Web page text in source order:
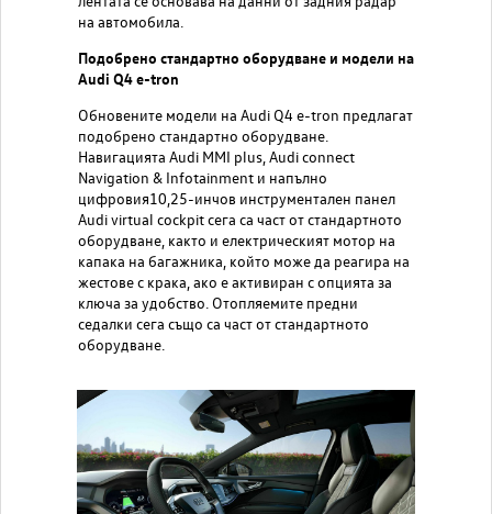
на автомобила.
Подобрено стандартно оборудване и модели на
Audi Q4 e-tron
Обновените модели на Audi Q4 e-tron предлагат
подобрено стандартно оборудване.
Навигацията Audi MMI plus, Audi connect
Navigation & Infotainment и напълно
цифровия10,25-инчов инструментален панел
Audi virtual cockpit сега са част от стандартното
оборудване, както и електрическият мотор на
капака на багажника, който може да реагира на
жестове с крака, ако е активиран с опцията за
ключа за удобство. Отопляемите предни
седалки сега също са част от стандартното
оборудване.